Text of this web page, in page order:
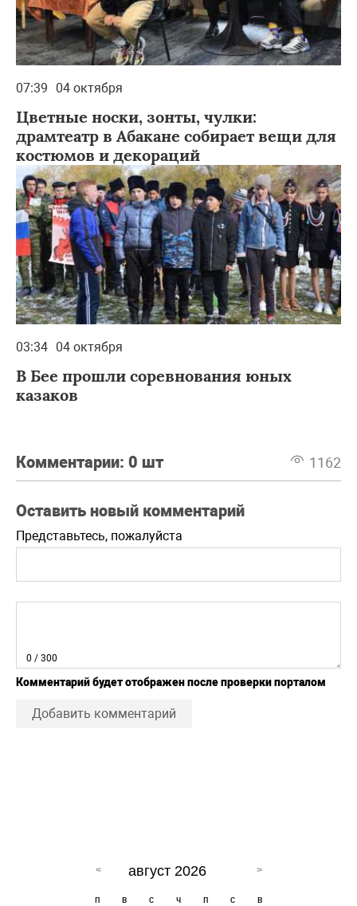
07:39 04 октября
Цветные носки, зонты, чулки:
драмтеатр в Абакане собирает вещи для
костюмов и декораций
03:34 04 октября
В Бее прошли соревнования юных
казаков
Комментарии: 0 шт 1162
Оставить новый комментарий
Представьтесь, пожалуйста
0 / 300
Комментарий будет отображен после проверки порталом
Добавить комментарий
август 2026
п в с ч п с в